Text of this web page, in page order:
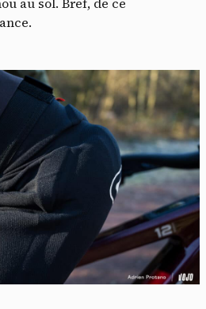
gestion des
tiers, vous acceptez le dépôt et la
de technologies de suivi